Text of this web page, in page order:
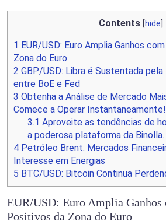
Contents [hide
1 EUR/USD: Euro Amplia Ganhos
Zona do Euro
2 GBP/USD: Libra é Sustentada
entre BoE e Fed
3 Obtenha a Análise de Mercado
Comece a Operar Instantaneamente!
3.1 Aproveite as tendências de
a poderosa plataforma da Binolla.
4 Petróleo Brent: Mercados
Interesse em Energias
5 BTC/USD: Bitcoin Continua
EUR/USD: Euro Amplia Ganhos
Positivos da Zona do Euro